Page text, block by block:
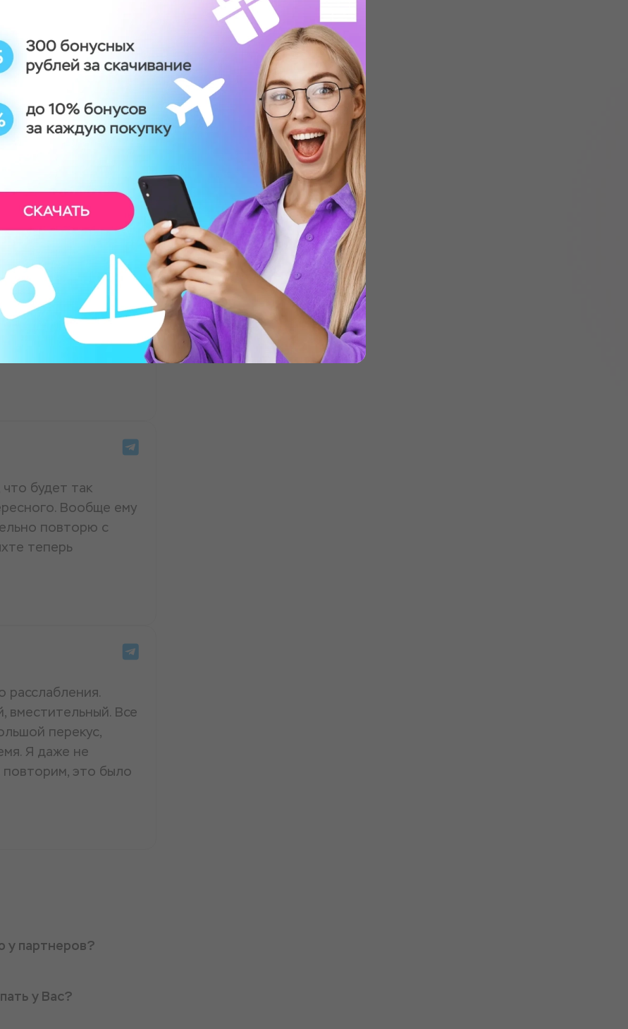
поэтому берите с
нам всем
чтобы прям
рекомендую,
будет так
Вообще ему
повторю с
теперь
расслабления.
вместительный. Все
перекус,
Я даже не
повторим, это было
у партнеров?
у Вас?